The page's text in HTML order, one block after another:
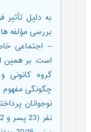
به دلیل
بررسی مؤلفه
– اجتماعی
است. بر همین
گروه کانونی
چگونگی مفهوم